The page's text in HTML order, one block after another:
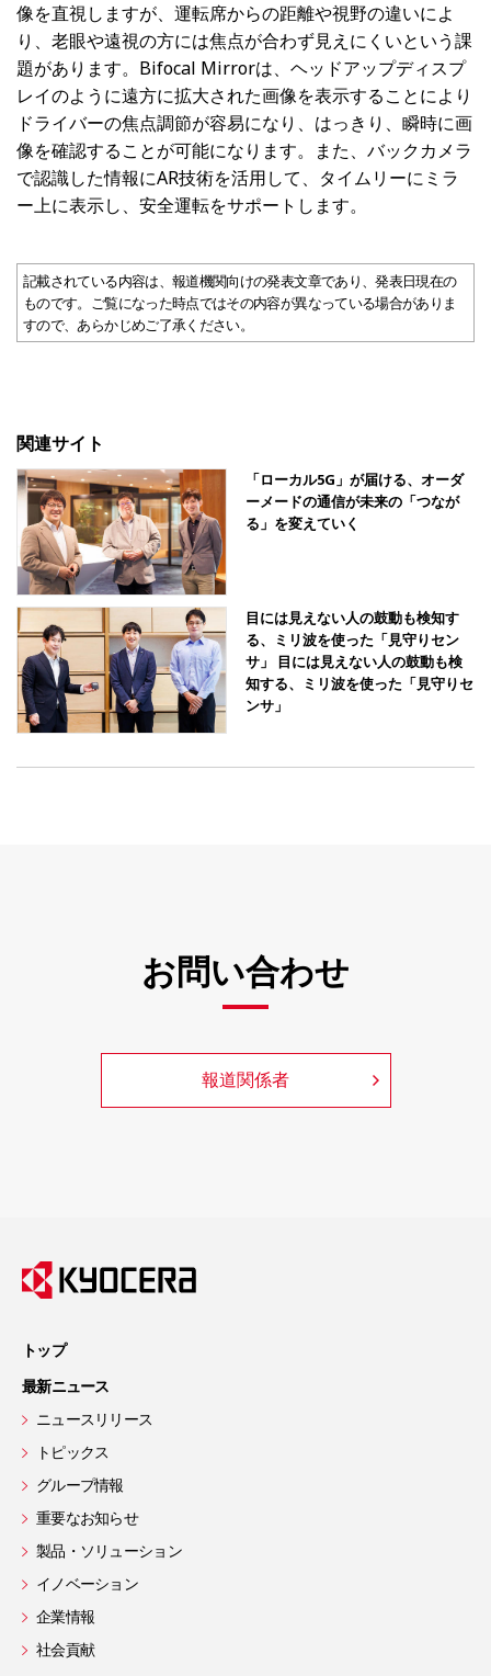
像を直視しますが、運転席からの距離や視野の違いによ
り、老眼や遠視の方には焦点が合わず見えにくいという課
題があります。Bifocal Mirrorは、ヘッドアップディスプ
レイのように遠方に拡大された画像を表示することにより
ドライバーの焦点調節が容易になり、はっきり、瞬時に画
像を確認することが可能になります。また、バックカメラ
で認識した情報にAR技術を活用して、タイムリーにミラ
ー上に表示し、安全運転をサポートします。
記載されている内容は、報道機関向けの発表文章であり、発表日現在の
ものです。ご覧になった時点ではその内容が異なっている場合がありま
すので、あらかじめご了承ください。
関連サイト
「ローカル5G」が届ける、オーダ
ーメードの通信が未来の「つなが
る」を変えていく
目には見えない人の鼓動も検知す
る、ミリ波を使った「見守りセン
サ」 目には見えない人の鼓動も検
知する、ミリ波を使った「見守りセ
ンサ」
お問い合わせ
報道関係者
トップ
最新ニュース
ニュースリリース
トピックス
グループ情報
重要なお知らせ
製品・ソリューション
イノベーション
企業情報
社会貢献